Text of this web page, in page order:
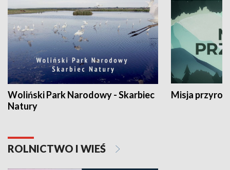
Woliński Park Narodowy - Skarbiec
Natury
Misja
ROLNICTWO I WIEŚ